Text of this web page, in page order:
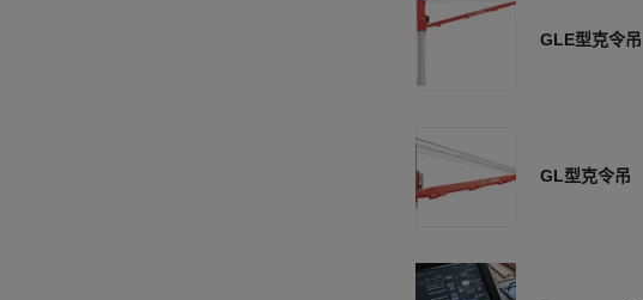
GLE型克令吊
GL型克令吊